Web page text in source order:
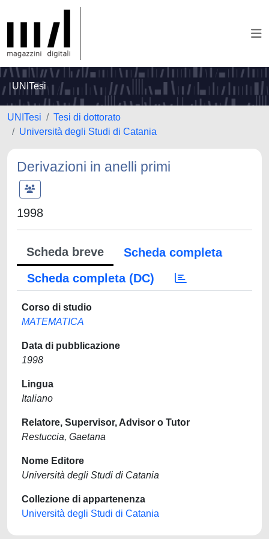
UNITesi
UNITesi
Tesi di dottorato
Università degli Studi di Catania
Derivazioni in anelli primi
1998
Scheda breve
Scheda completa
Scheda completa (DC)
Corso di studio
MATEMATICA
Data di pubblicazione
1998
Lingua
Italiano
Relatore, Supervisor, Advisor o Tutor
Restuccia, Gaetana
Nome Editore
Università degli Studi di Catania
Collezione di appartenenza
Università degli Studi di Catania